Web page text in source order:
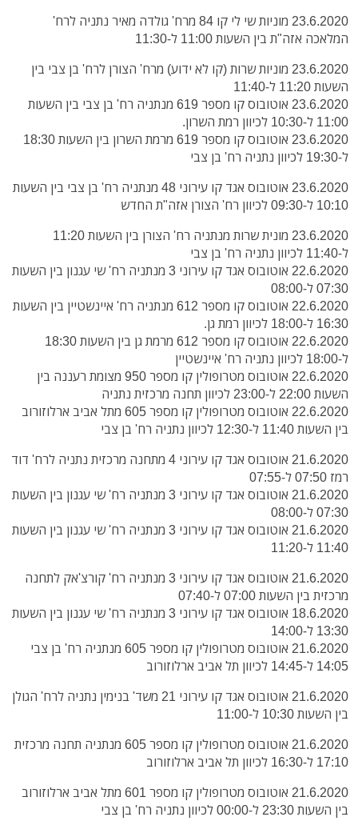
23.6.2020 מוניות שי לי קו 84 מרח' גולדה מאיר נתניה לרח'
המלאכה אזה"ת בין השעות 11:00 ל-11:30
23.6.2020 מוניות שרות (קו לא ידוע) מרח' הצורן לרח' בן צבי בין
השעות 11:20 ל-11:40
23.6.2020 אוטובוס קו מספר 619 מנתניה רח' בן צבי בין השעות
11:00 ל-10:30 לכיוון רמת השרון.
23.6.2020 אוטובוס קו מספר 619 מרמת השרון בין השעות 18:30
ל-19:30 לכיוון נתניה רח' בן צבי
23.6.2020 אוטובוס אגד קו עירוני 48 מנתניה רח' בן צבי בין השעות
10:10 ל-09:30 לכיוון רח' הצורן אזה"ת החדש
23.6.2020 מונית שרות מנתניה רח' הצורן בין השעות 11:20
ל-11:40 לכיוון נתניה רח' בן צבי
22.6.2020 אוטובוס אגד קו עירוני 3 מנתניה רח' שי עגנון בין השעות
07:30 ל-08:00
22.6.2020 אוטובוס קו מספר 612 מנתניה רח' איינשטיין בין השעות
16:30 ל-18:00 לכיוון רמת גן.
22.6.2020 אוטובוס קו מספר 612 מרמת גן בין השעות 18:30
ל-18:00 לכיוון נתניה רח' איינשטיין
22.6.2020 אוטובוס מטרופולין קו מספר 950 מצומת רעננה בין
השעות 22:00 ל-23:00 לכיוון תחנה מרכזית נתניה
22.6.2020 אוטובוס מטרופולין קו מספר 605 מתל אביב ארלוזורוב
בין השעות 11:40 ל-12:30 לכיוון נתניה רח' בן צבי
21.6.2020 אוטובוס אגד קו עירוני 4 מתחנה מרכזית נתניה לרח' דוד
רמז 07:50 ל-07:55
21.6.2020 אוטובוס אגד קו עירוני 3 מנתניה רח' שי עגנון בין השעות
07:30 ל-08:00
21.6.2020 אוטובוס אגד קו עירוני 3 מנתניה רח' שי עגנון בין השעות
11:40 ל-11:20
21.6.2020 אוטובוס אגד קו עירוני 3 מנתניה רח' קורצ'אק לתחנה
מרכזית בין השעות 07:00 ל-07:40
18.6.2020 אוטובוס אגד קו עירוני 3 מנתניה רח' שי עגנון בין השעות
13:30 ל-14:00
21.6.2020 אוטובוס מטרופולין קו מספר 605 מנתניה רח' בן צבי
14:05 ל-14:45 לכיוון תל אביב ארלוזורוב
21.6.2020 אוטובוס אגד קו עירוני 21 משד' בנימין נתניה לרח' הגולן
בין השעות 10:30 ל-11:00
21.6.2020 אוטובוס מטרופולין קו מספר 605 מנתניה תחנה מרכזית
17:10 ל-16:30 לכיוון תל אביב ארלוזורוב
21.6.2020 אוטובוס מטרופולין קו מספר 601 מתל אביב ארלוזורוב
בין השעות 23:30 ל-00:00 לכיוון נתניה רח' בן צבי